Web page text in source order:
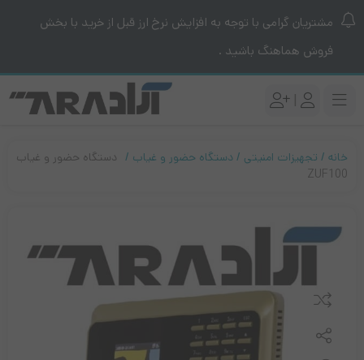
مشتریان گرامی با توجه به افزایش نرخ ارز قبل از خرید با بخش
فروش هماهنگ باشید .
|
خانه تجهیزات امنیتی دستگاه حضور و غیاب
دستگاه حضور و غیاب
ZUF100
مقایسه کنید